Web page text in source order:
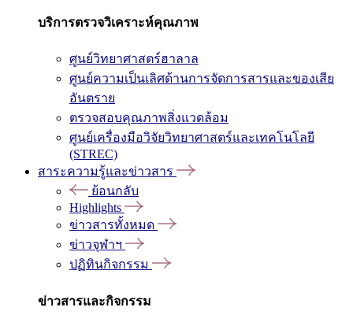
บริการตรวจวิเคราะห์คุณภาพ
ศูนย์วิทยาศาสตร์ฮาลาล
ศูนย์ความเป็นเลิศด้านการจัดการสารและของเสีย
อันตราย
ตรวจสอบคุณภาพสิ่งแวดล้อม
ศูนย์เครื่องมือวิจัยวิทยาศาสตร์และเทคโนโลยี
(STREC)
สาระความรู้และข่าวสาร
ย้อนกลับ
Highlights
ข่าวสารทั้งหมด
ข่าวจุฬาฯ
ปฏิทินกิจกรรม
ข่าวสารและกิจกรรม